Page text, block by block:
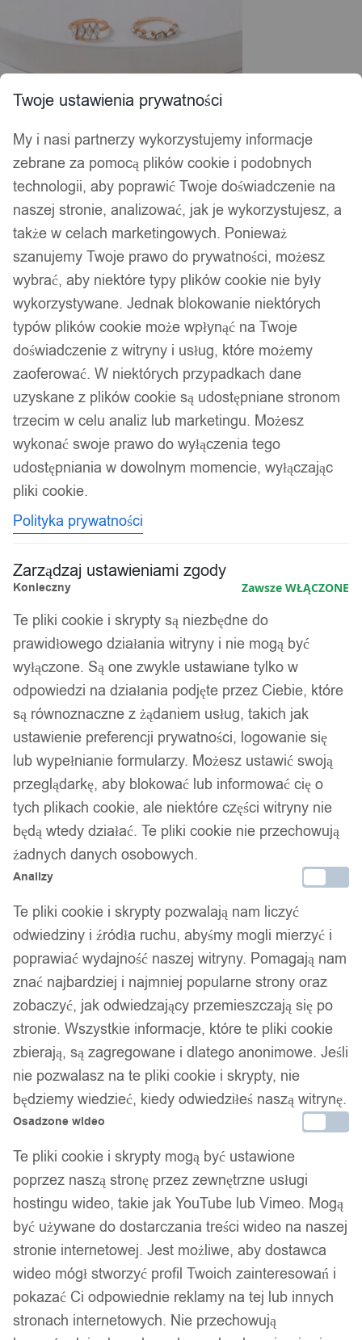
/ 6
Złote zestaw pierścionków
retro punk vintage 8 sztuk
Twoje ustawienia prywatności
My i nasi partnerzy wykorzystujemy informacje
zebrane za pomocą plików cookie i podobnych
technologii, aby poprawić Twoje doświadczenie na
naszej stronie, analizować, jak je wykorzystujesz, a
także w celach marketingowych. Ponieważ
szanujemy Twoje prawo do prywatności, możesz
wybrać, aby niektóre typy plików cookie nie były
wykorzystywane. Jednak blokowanie niektórych
typów plików cookie może wpłynąć na Twoje
doświadczenie z witryny i usług, które możemy
zaoferować. W niektórych przypadkach dane
uzyskane z plików cookie są udostępniane stronom
trzecim w celu analiz lub marketingu. Możesz
wykonać swoje prawo do wyłączenia tego
udostępniania w dowolnym momencie, wyłączając
pliki cookie.
Polityka prywatności
Zarządzaj ustawieniami zgody
Konieczny Zawsze WŁĄCZONE
Te pliki cookie i skrypty są niezbędne do
prawidłowego działania witryny i nie mogą być
wyłączone. Są one zwykle ustawiane tylko w
odpowiedzi na działania podjęte przez Ciebie, które
są równoznaczne z żądaniem usług, takich jak
ustawienie preferencji prywatności, logowanie się
lub wypełnianie formularzy. Możesz ustawić swoją
przeglądarkę, aby blokować lub informować cię o
tych plikach cookie, ale niektóre części witryny nie
będą wtedy działać. Te pliki cookie nie przechowują
żadnych danych osobowych.
Analizy
Te pliki cookie i skrypty pozwalają nam liczyć
odwiedziny i źródła ruchu, abyśmy mogli mierzyć i
poprawiać wydajność naszej witryny. Pomagają nam
znać najbardziej i najmniej popularne strony oraz
zobaczyć, jak odwiedzający przemieszczają się po
stronie. Wszystkie informacje, które te pliki cookie
zbierają, są zagregowane i dlatego anonimowe. Jeśli
nie pozwalasz na te pliki cookie i skrypty, nie
będziemy wiedzieć, kiedy odwiedziłeś naszą witrynę.
Osadzone wideo
Te pliki cookie i skrypty mogą być ustawione
poprzez naszą stronę przez zewnętrzne usługi
hostingu wideo, takie jak YouTube lub Vimeo. Mogą
być używane do dostarczania treści wideo na naszej
stronie internetowej. Jest możliwe, aby dostawca
wideo mógł stworzyć profil Twoich zainteresowań i
pokazać Ci odpowiednie reklamy na tej lub innych
stronach internetowych. Nie przechowują